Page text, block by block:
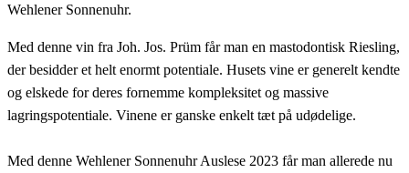
Wehlener Sonnenuhr.
Med denne vin fra Joh. Jos. Prüm får man en mastodontisk Riesling,
der besidder et helt enormt potentiale. Husets vine er generelt kendte
og elskede for deres fornemme kompleksitet og massive
lagringspotentiale. Vinene er ganske enkelt tæt på udødelige.
Med denne Wehlener Sonnenuhr Auslese 2023 får man allerede nu